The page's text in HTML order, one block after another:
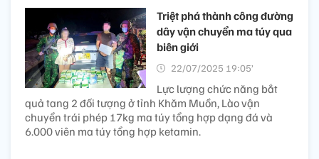
Triệt phá thành công đường
dây vận chuyển ma túy qua
biên giới
22/07/2025 19:05’
Lực lượng chức năng bắt
quả tang 2 đối tượng ở tỉnh Khăm Muồn, Lào vận
chuyển trái phép 17kg ma túy tổng hợp dạng đá và
6.000 viên ma túy tổng hợp ketamin.